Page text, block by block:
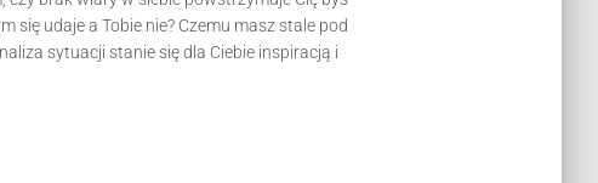
się udaje a Tobie nie? Czemu masz stale pod
sytuacji stanie się dla Ciebie inspiracją i